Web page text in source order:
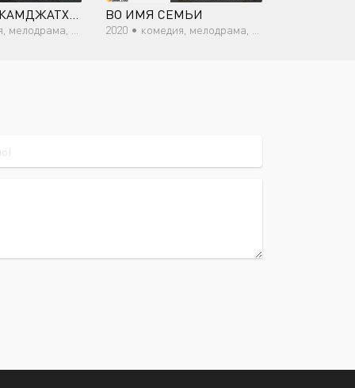
ДАЛЬ-ЛИ И КАМДЖАТХАН
романтика, драма
ВО ИМЯ СЕМЬИ
2020 • комедия, мелодрама, романтика, драма